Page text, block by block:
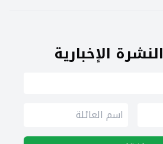
الإخبارية